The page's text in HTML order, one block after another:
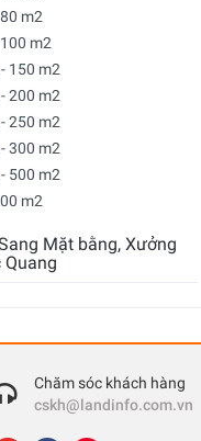
m2
m2
150 m2
200 m2
250 m2
300 m2
500 m2
m2
Mặt bằng, Xưởng
Quang
Chăm sóc khách hàng
cskh@landinfo.com.vn